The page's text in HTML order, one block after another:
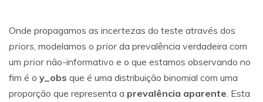
Onde propagamos as incertezas do teste através dos
priors , modelamos o prior da prevalência verdadeira com
um prior não-informativo e o que estamos observando no
fim é o y_obs que é uma distribuição binomial com uma
proporção que representa a prevalência aparente . Esta